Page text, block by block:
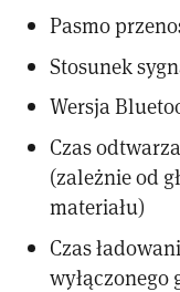
Pasmo
Stosunek
Wersja
Czas
(zależnie od
materiału)
Czas
wyłączonego